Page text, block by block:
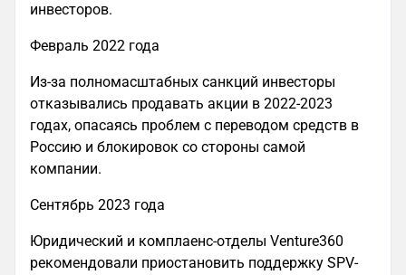
инвесторов.
Февраль 2022 года
Из-за полномасштабных санкций инвесторы
отказывались продавать акции в 2022-2023
годах, опасаясь проблем с переводом средств в
Россию и блокировок со стороны самой
компании.
Сентябрь 2023 года
Юридический и комплаенс-отделы Venture360
рекомендовали приостановить поддержку SPV-